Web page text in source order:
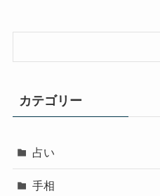
カテゴリー
占い
手相